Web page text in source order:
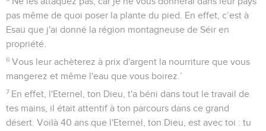
pas même de quoi poser la plante du pied. En effet, c’est à
Esaü que j'ai donné la région montagneuse de Séir en
propriété.
6 Vous leur achèterez à prix d'argent la nourriture que vous
mangerez et même l'eau que vous boirez.’
7 En effet, l'Eternel, ton Dieu, t'a béni dans tout le travail de
tes mains, il était attentif à ton parcours dans ce grand
désert. Voilà 40 ans que l'Eternel, ton Dieu, est avec toi : tu